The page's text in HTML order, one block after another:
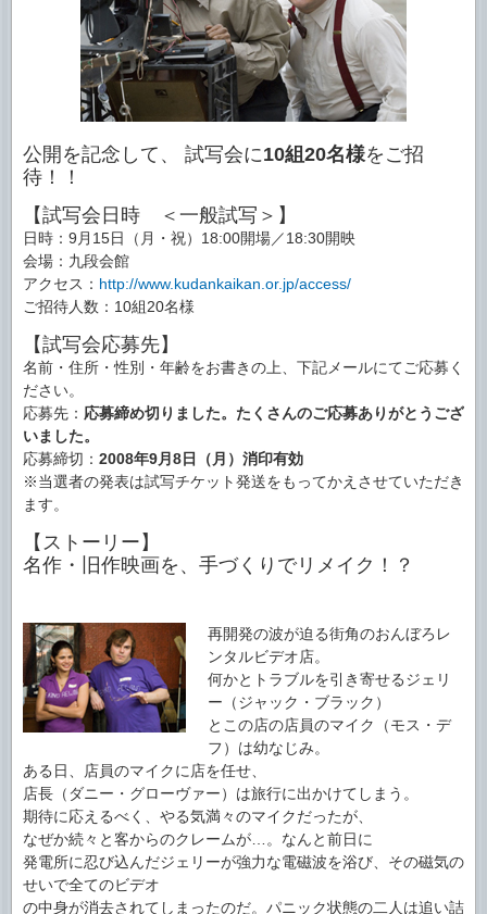
公開を記念して、 試写会に10組20名様をご招
待！！
【試写会日時 ＜一般試写＞】
日時：9月15日（月・祝）18:00開場／18:30開映
会場：九段会館
アクセス： http://www.kudankaikan.or.jp/access/
ご招待人数：10組20名様
【試写会応募先】
名前・住所・性別・年齢をお書きの上、下記メールにてご応募く
ださい。
応募先： 応募締め切りました。たくさんのご応募ありがとうござ
いました。
応募締切： 2008年9月8日（月）消印有効
※当選者の発表は試写チケット発送をもってかえさせていただき
ます。
【ストーリー】
名作・旧作映画を、手づくりでリメイク！？
再開発の波が迫る街角のおんぼろレ
ンタルビデオ店。
何かとトラブルを引き寄せるジェリ
ー（ジャック・ブラック）
とこの店の店員のマイク（モス・デ
フ）は幼なじみ。
ある日、店員のマイクに店を任せ、
店長（ダニー・グローヴァー）は旅行に出かけてしまう。
期待に応えるべく、やる気満々のマイクだったが、
なぜか続々と客からのクレームが…。なんと前日に
発電所に忍び込んだジェリーが強力な電磁波を浴び、その磁気の
せいで全てのビデオ
の中身が消去されてしまったのだ。パニック状態の二人は追い詰